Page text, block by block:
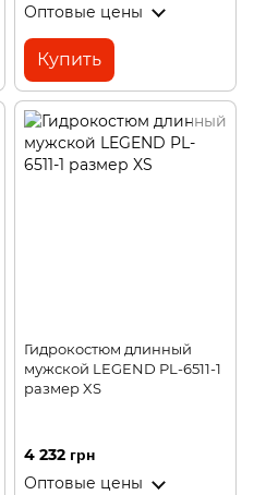
Оптовые цены
Купить
Гидрокостюм длинный
мужской LEGEND PL-6511-1
размер XS
4 232 грн
Оптовые цены